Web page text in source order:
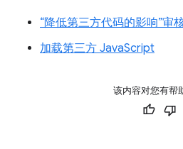
“降低第三方代码的影响”审
加载第三方 JavaScript
该内容对您有帮